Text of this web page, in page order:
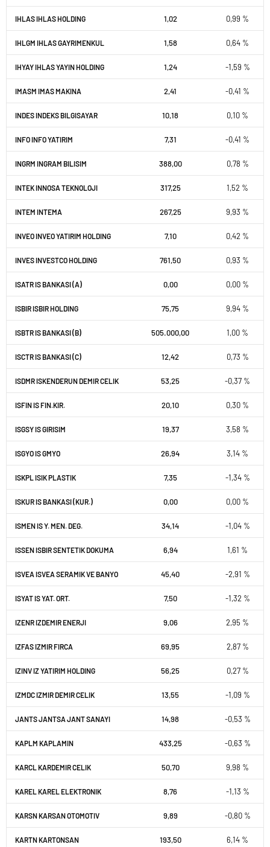
IHLAS IHLAS HOLDING 1,02 0,99 %
IHLGM IHLAS GAYRIMENKUL 1,58 0,64 %
IHYAY IHLAS YAYIN HOLDING 1,24 -1,59 %
IMASM IMAS MAKINA 2,41 -0,41 %
INDES INDEKS BILGISAYAR 10,18 0,10 %
INFO INFO YATIRIM 7,31 -0,41 %
INGRM INGRAM BILISIM 388,00 0,78 %
INTEK INNOSA TEKNOLOJI 317,25 1,52 %
INTEM INTEMA 267,25 9,93 %
INVEO INVEO YATIRIM HOLDING 7,10 0,42 %
INVES INVESTCO HOLDING 761,50 0,93 %
ISATR IS BANKASI (A) 0,00 0,00 %
ISBIR ISBIR HOLDING 75,75 9,94 %
ISBTR IS BANKASI (B) 505.000,00 1,00 %
ISCTR IS BANKASI (C) 12,42 0,73 %
ISDMR ISKENDERUN DEMIR CELIK 53,25 -0,37 %
ISFIN IS FIN.KIR. 20,10 0,30 %
ISGSY IS GIRISIM 19,37 3,58 %
ISGYO IS GMYO 26,94 3,14 %
ISKPL ISIK PLASTIK 7,35 -1,34 %
ISKUR IS BANKASI (KUR.) 0,00 0,00 %
ISMEN IS Y. MEN. DEG. 34,14 -1,04 %
ISSEN ISBIR SENTETIK DOKUMA 6,94 1,61 %
ISVEA ISVEA SERAMIK VE BANYO 45,40 -2,91 %
ISYAT IS YAT. ORT. 7,50 -1,32 %
IZENR IZDEMIR ENERJI 9,06 2,95 %
IZFAS IZMIR FIRCA 69,95 2,87 %
IZINV IZ YATIRIM HOLDING 56,25 0,27 %
IZMDC IZMIR DEMIR CELIK 13,55 -1,09 %
JANTS JANTSA JANT SANAYI 14,98 -0,53 %
KAPLM KAPLAMIN 433,25 -0,63 %
KARCL KARDEMIR CELIK 50,70 9,98 %
KAREL KAREL ELEKTRONIK 8,76 -1,13 %
KARSN KARSAN OTOMOTIV 9,89 -0,80 %
KARTN KARTONSAN 193,50 6,14 %